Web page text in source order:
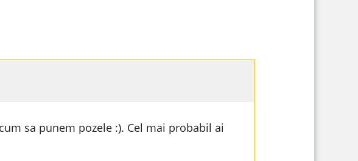
sa punem pozele :). Cel mai probabil ai